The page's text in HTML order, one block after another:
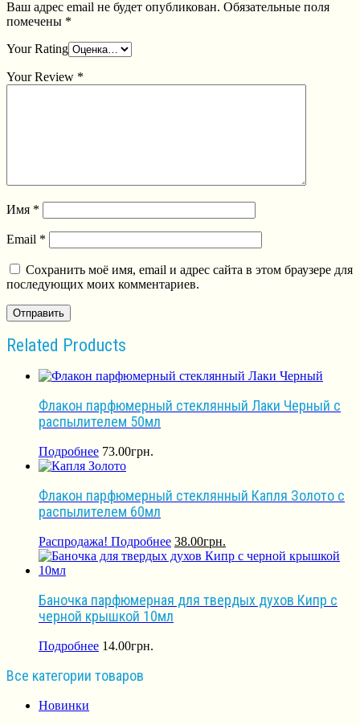
Ваш адрес email не будет опубликован. Обязательные поля
помечены *
Your Rating
Your Review *
Имя *
Email *
Сохранить моё имя, email и адрес сайта в этом браузере для
последующих моих комментариев.
Related Products
Флакон парфюмерный стеклянный Лаки Черный с
распылителем 50мл
Подробнее 73.00грн.
Флакон парфюмерный стеклянный Капля Золото с
распылителем 60мл
Распродажа! Подробнее 38.00грн.
Баночка парфюмерная для твердых духов Кипр с
черной крышкой 10мл
Подробнее 14.00грн.
Все категории товаров
Новинки